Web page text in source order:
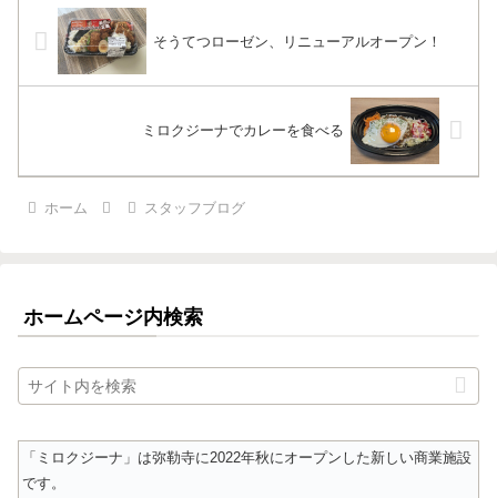
そうてつローゼン、リニューアルオープン！
ミロクジーナでカレーを食べる
ホーム スタッフブログ
ホームページ内検索
「ミロクジーナ」は弥勒寺に2022年秋にオープンした新しい商業施設
です。